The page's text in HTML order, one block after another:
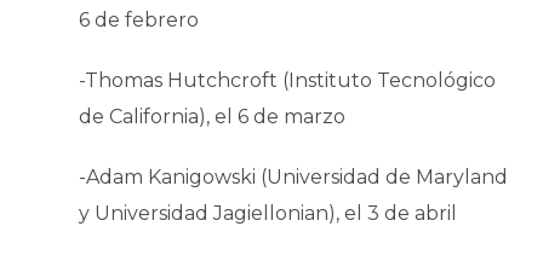
6 de febrero
-Thomas Hutchcroft (Instituto Tecnológico
de California), el 6 de marzo
-Adam Kanigowski (Universidad de Maryland
y Universidad Jagiellonian), el 3 de abril